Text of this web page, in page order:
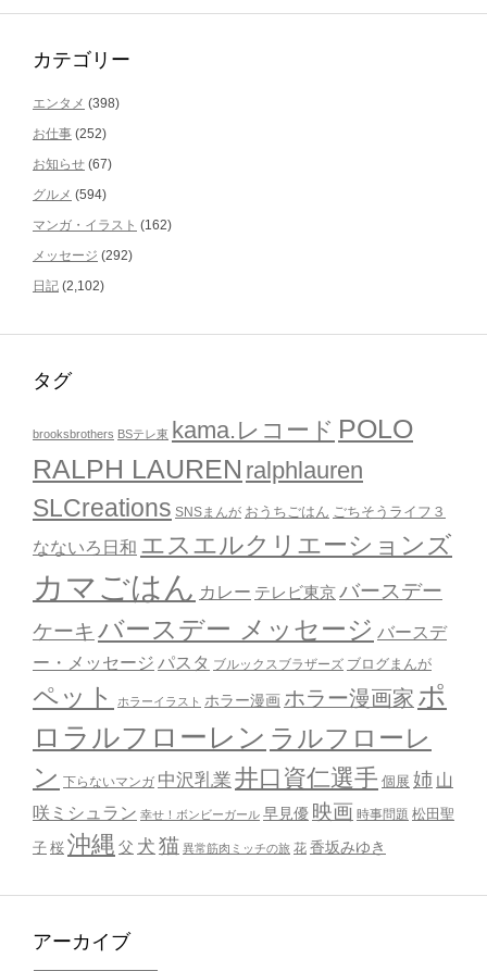
カテゴリー
エンタメ (398)
お仕事 (252)
お知らせ (67)
グルメ (594)
マンガ・イラスト (162)
メッセージ (292)
日記 (2,102)
タグ
brooksbrothers BSテレ東 kama.レコード POLO
RALPH LAUREN ralphlauren
SLCreations SNSまんが おうちごはん ごちそうライフ３
なないろ日和 エスエルクリエーションズ
カマごはん カレー テレビ東京バースデー
ケーキ バースデー メッセージ バースデ
ー・メッセージ パスタ ブルックスブラザーズ ブログまんが
ペット ホラーイラスト ホラー漫画 ホラー漫画家 ポ
ロラルフローレン ラルフローレ
ン 下らないマンガ 中沢乳業 井口資仁選手 個展 姉 山
咲ミシュラン 幸せ！ボンビーガール 早見優 映画 時事問題 松田聖
子 桜 沖縄 父 犬 猫 異常筋肉ミッチの旅 花 香坂みゆき
アーカイブ